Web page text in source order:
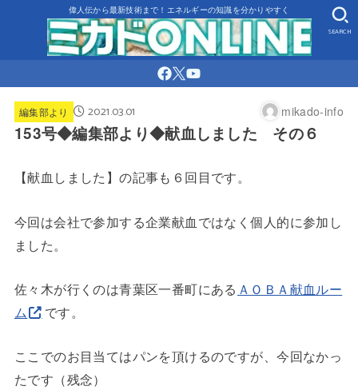
偉人伝から最新技術まで！エネルギーの知識を分かりやすく
SEARCH
編集部より 2021.03.01 mikado-info
153号◆編集部より◆献血しました その６
【献血しました】の記事も６回目です。
今回は会社で参加する企業献血ではなく個人的に参加し
ました。
佐々木が行くのは青葉区一番町にある ＡＯＢＡ献血ルー
ム
です。
ここでのお目当てはパンを頂けるのですが、今回なかっ
たです（残念）